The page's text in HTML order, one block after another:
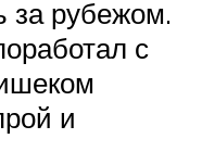
за рубежом.
с
и